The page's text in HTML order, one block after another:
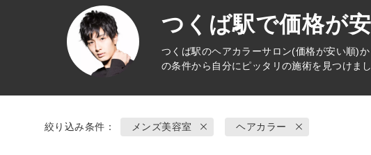
つくば駅で価格が
つくば駅のヘアカラーサロン(価格が安い順)
の条件から自分にピッタリの施術を見つけま
絞り込み条件： メンズ美容室 ヘアカラー